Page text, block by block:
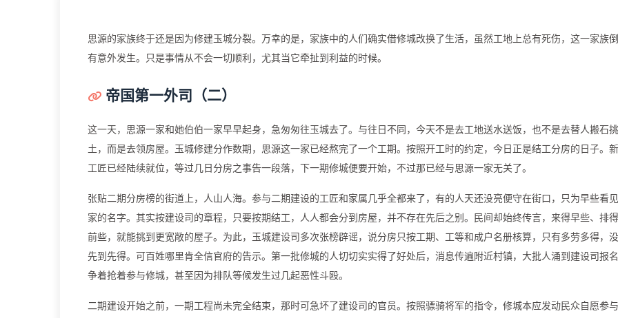
思源的家族终于还是因为修建玉城分裂。万幸的是，家族中的人们确实借修城改换了生活，虽然工地上总有死伤，这一家族
有意外发生。只是事情从不会一切顺利，尤其当它牵扯到利益的时候。
帝国第一外司（二）
这一天，思源一家和她伯伯一家早早起身，急匆匆往玉城去了。与往日不同，今天不是去工地送水送饭，也不是去替人搬石挑
土，而是去领房屋。玉城修建分作数期，思源这一家已经熬完了一个工期。按照开工时的约定，今日正是结工分房的日子。
工匠已经陆续就位，等过几日分房之事告一段落，下一期修城便要开始，不过那已经与思源一家无关了。
张贴二期分房榜的街道上，人山人海。参与二期建设的工匠和家属几乎全都来了，有的人天还没亮便守在街口，只为早些看
家的名字。其实按建设司的章程，只要按期结工，人人都会分到房屋，并不存在先后之别。民间却始终传言，来得早些、排
前些，就能挑到更宽敞的屋子。为此，玉城建设司多次张榜辟谣，说分房只按工期、工等和成户名册核算，只有多劳多得，
先到先得。可百姓哪里肯全信官府的告示。第一批修城的人切切实实得了好处后，消息传遍附近村镇，大批人涌到建设司报名
争着抢着参与修城，甚至因为排队等候发生过几起恶性斗殴。
二期建设开始之前，一期工程尚未完全结束，那时可急坏了建设司的官员。按照骠骑将军的指令，修城本应发动民众自愿参与